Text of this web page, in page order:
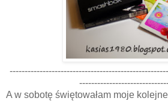
A w sobotę świętowałam moje